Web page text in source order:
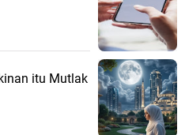
itu Mutlak